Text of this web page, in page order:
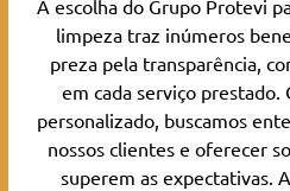
A escolha do Grupo Protevi
limpeza traz inúmeros
preza pela transparência,
em cada serviço
personalizado, buscamos
nossos clientes e oferecer
superem as expectativas.